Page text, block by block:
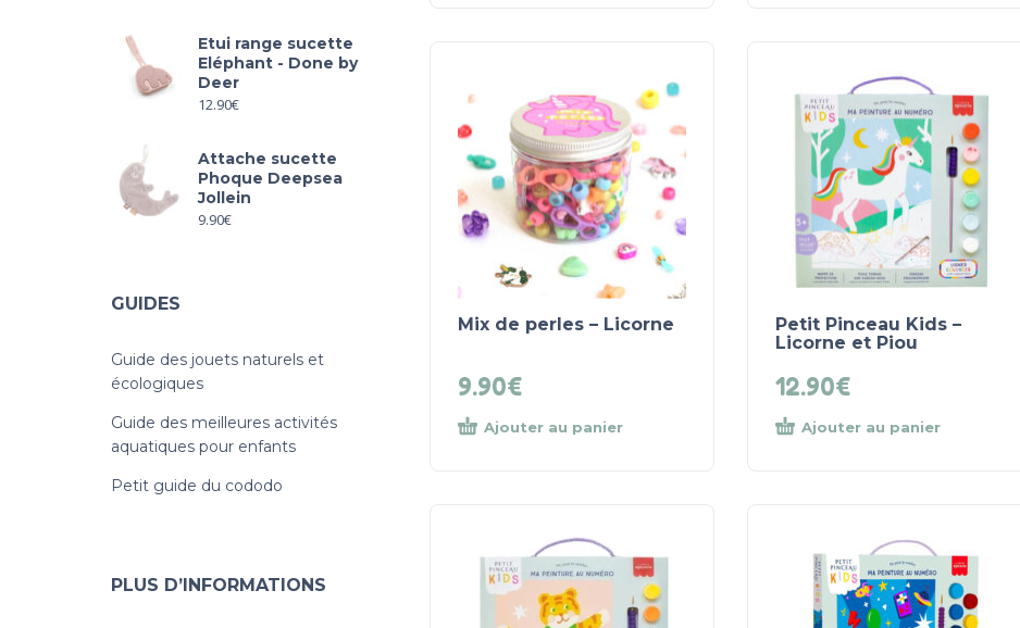
Etui range sucette
Eléphant - Done by
Deer
12.90€
Attache sucette
Phoque Deepsea
Jollein
9.90€
GUIDES
Guide des jouets naturels et
écologiques
Guide des meilleures activités
aquatiques pour enfants
Petit guide du cododo
PLUS D’INFORMATIONS
Mix de perles – Licorne
9.90€
Ajouter au panier
Petit Pinceau Kids –
Licorne et Piou
12.90€
Ajouter au panier